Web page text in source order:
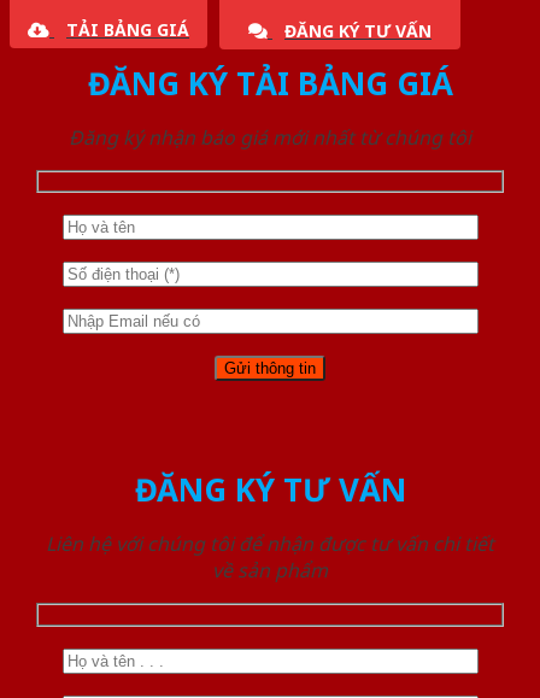
TẢI BẢNG GIÁ ĐĂNG KÝ TƯ VẤN
ĐĂNG KÝ TẢI BẢNG GIÁ
Đăng ký nhận báo giá mới nhất từ chúng tôi
ĐĂNG KÝ TƯ VẤN
Liên hệ với chúng tôi để nhận được tư vấn chi tiết
về sản phẩm